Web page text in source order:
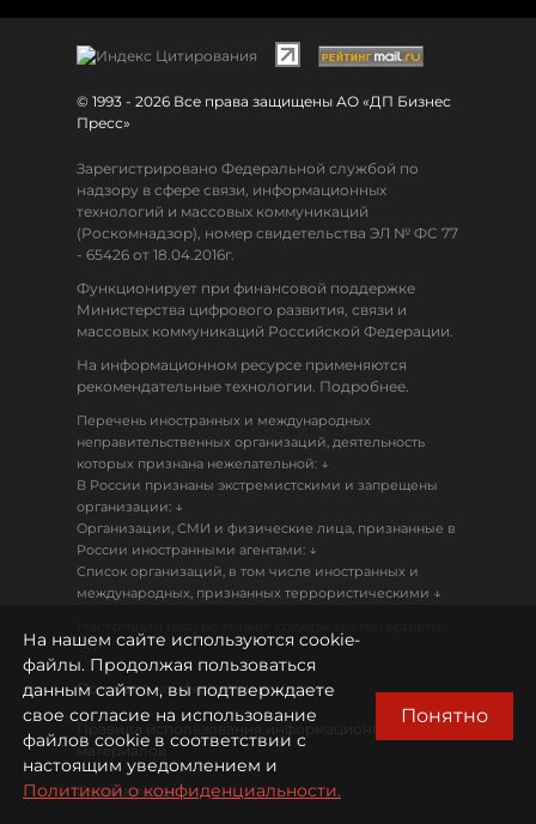
© 1993 - 2026 Все права защищены АО «ДП Бизнес
Пресс»
Зарегистрировано Федеральной службой по
надзору в сфере связи, информационных
технологий и массовых коммуникаций
(Роскомнадзор), номер свидетельства ЭЛ № ФС 77
- 65426 от 18.04.2016г.
Функционирует при финансовой поддержке
Министерства цифрового развития, связи и
массовых коммуникаций Российской Федерации.
На информационном ресурсе применяются
рекомендательные технологии. Подробнее.
Перечень иностранных и международных
неправительственных организаций, деятельность
которых признана нежелательной: ↓
В России признаны экстремистскими и запрещены
организации: ↓
Организации, СМИ и физические лица, признанные в
России иностранными агентами: ↓
Список организаций, в том числе иностранных и
международных, признанных террористическими ↓
18+
Политика конфиденциальности
Правила использования информационных
материалов
Охрана труда
На нашем сайте используются cookie-
файлы. Продолжая пользоваться
данным сайтом, вы подтверждаете
свое согласие на использование
файлов cookie в соответствии с
настоящим уведомлением и
Политикой о конфиденциальности.
Понятно